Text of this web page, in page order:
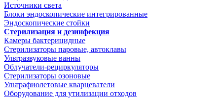
Источники света
Блоки эндоскопические интегрированные
Эндоскопические стойки
Стерилизация и дезинфекция
Камеры бактерицидные
Стерилизаторы паровые, автоклавы
Ультразвуковые ванны
Облучатели-рециркуляторы
Стерилизаторы озоновые
Ультрафиолетовые кварцеватели
Оборудование для утилизации отходов